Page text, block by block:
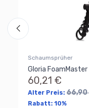
Schaumsprüher
Gloria FoamMaster
60,21 €
Alter Preis: 66,90
Rabatt: 10%